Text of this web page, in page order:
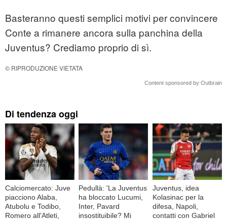
Basteranno questi semplici motivi per convincere
Conte a rimanere ancora sulla panchina della
Juventus? Crediamo proprio di sì.
© RIPRODUZIONE VIETATA
Content sponsored by Outbrain
Di tendenza oggi
Calciomercato: Juve
piacciono Alaba,
Atubolu e Todibo,
Romero all'Atleti,
Pedullà: 'La Juventus
ha bloccato Lucumi,
Inter, Pavard
insostituibile? Mi
Juventus, idea
Kolasinac per la
difesa, Napoli,
contatti con Gabriel